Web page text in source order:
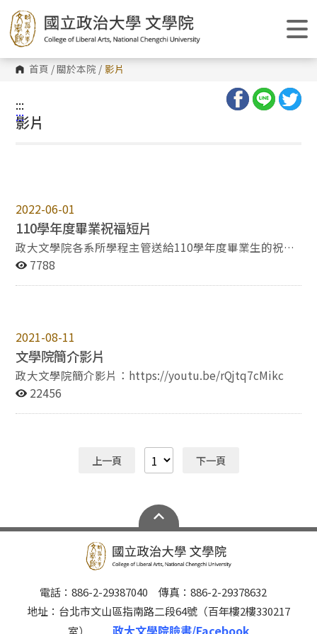
跳
到
主
要
內
容
區 首頁 /關於本院 / 影片
:::
:::
影片
2022-06-01
110學年度畢業祝福短片
政大文學院各系所學程主管送給110學年度畢業生的祝福
短片：https://youtu.be/S918hWBkTdE 祝所有畢業生 鵬
7788
2021-08-11
文學院簡介影片
政大文學院簡介影片：https://youtu.be/rQjtq7cMikc
22456
上一頁 下一頁
電話：886-2-29387040 傳真：886-2-29378632
地址：台北市文山區指南路二段64號（百年樓2樓330217
室） 政大文學院臉書/Facebook